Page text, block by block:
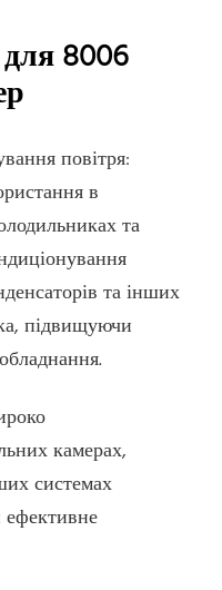
8006
повітря:
в
та
та інших
підвищуючи
камерах,
системах
ефективне